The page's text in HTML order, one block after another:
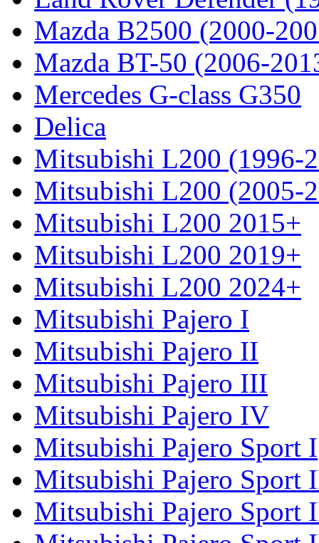
Mazda B2500 (2000-
Mazda BT-50 (2006-
Mercedes G-class G350
Delica
Mitsubishi L200 (1996-
Mitsubishi L200 (2005-
Mitsubishi L200 2015+
Mitsubishi L200 2019+
Mitsubishi L200 2024+
Mitsubishi Pajero I
Mitsubishi Pajero II
Mitsubishi Pajero III
Mitsubishi Pajero IV
Mitsubishi Pajero Sport I
Mitsubishi Pajero Sport
Mitsubishi Pajero Sport